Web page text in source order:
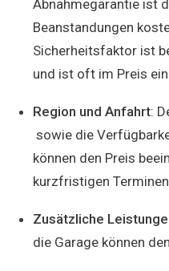
Abnahmegarantie ist
Beanstandungen
Sicherheitsfaktor ist
und ist oft im Preis
Region und Anfahrt:
sowie die
können den Preis
kurzfristigen
Zusätzliche
die Garage können